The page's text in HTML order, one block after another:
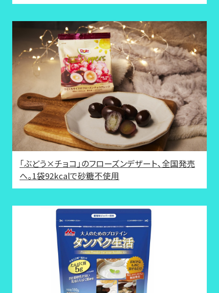
「ぶどう×チョコ」のフローズンデザート、全国発売
へ。1袋92kcalで砂糖不使用